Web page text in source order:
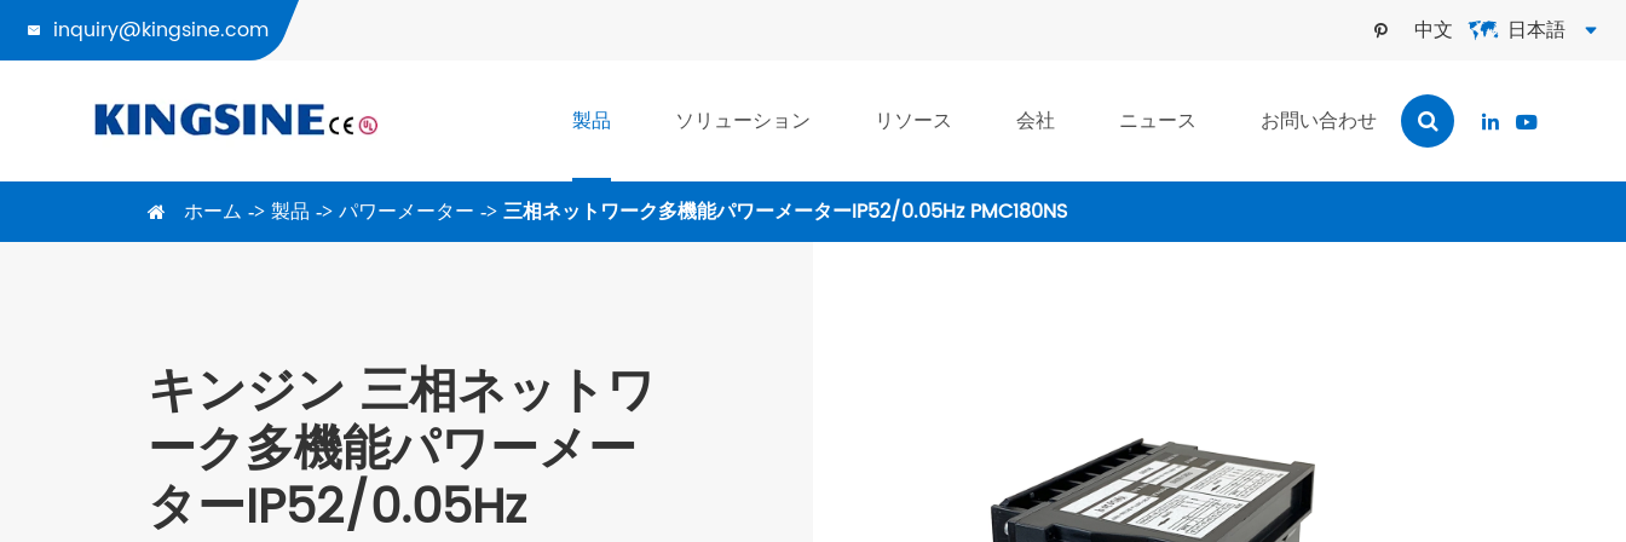
 inquiry@kingsine.com  中文  日本語 
製品 ソリューション リソース 会社 ニュース お問い合わせ  
ホーム 製品 パワーメーター 三相ネットワーク多機能パワーメーターIP52/0.05Hz PMC180NS
キンジン 三相ネットワ
ーク多機能パワーメー
ターIP52/0.05Hz